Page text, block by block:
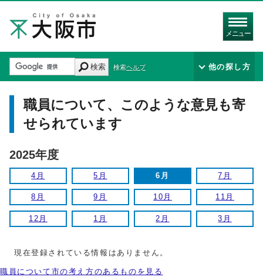
メニュー
検索 検索ヘルプ 他の探し方
職員について、このような意見も寄
せられています
2025年度
4月 5月 6月 7月
8月 9月 10月 11月
12月 1月 2月 3月
現在登録されている情報はありません。
職員について市の考え方のあるものを見る